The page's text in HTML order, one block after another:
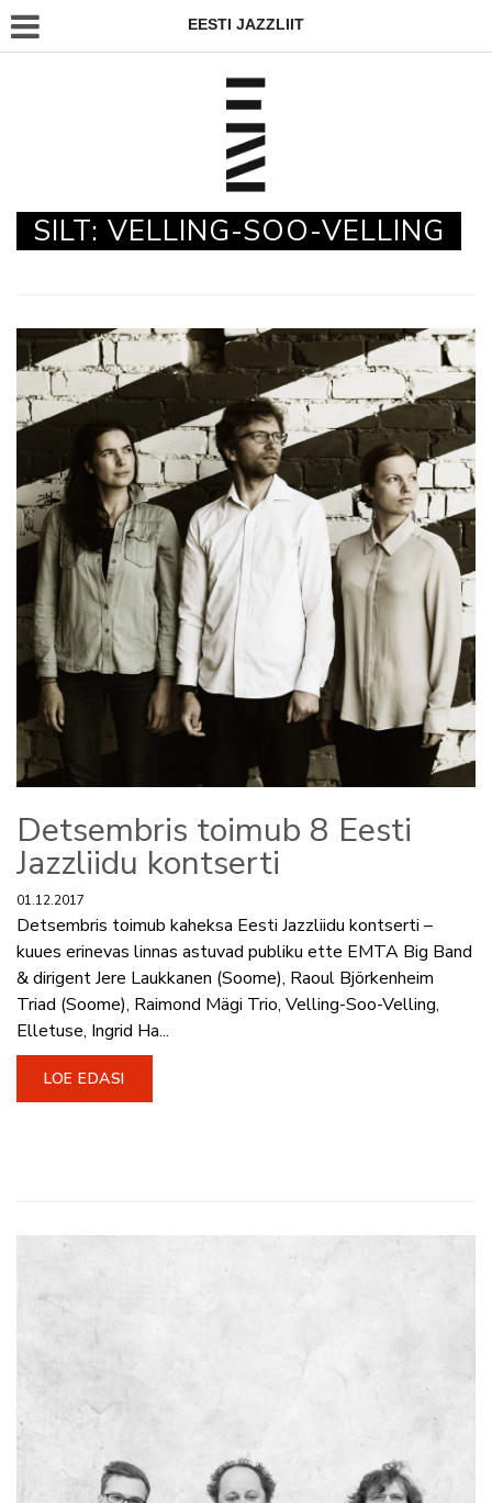
EESTI JAZZLIIT
SILT: VELLING-SOO-VELLING
Detsembris toimub 8 Eesti
Jazzliidu kontserti
01.12.2017
Detsembris toimub kaheksa Eesti Jazzliidu kontserti –
kuues erinevas linnas astuvad publiku ette EMTA Big Band
& dirigent Jere Laukkanen (Soome), Raoul Björkenheim
Triad (Soome), Raimond Mägi Trio, Velling-Soo-Velling,
Elletuse, Ingrid Ha...
LOE EDASI